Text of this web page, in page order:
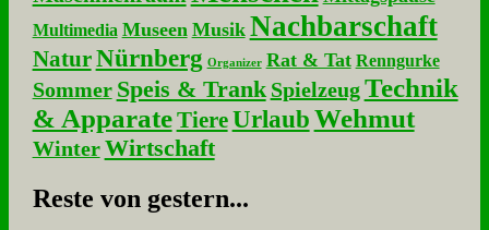
Multimedia Museen Musik Nachbarschaft
NaturNürnberg Organizer Rat & Tat Renngurke
Sommer Speis & Trank Spielzeug Technik
& Apparate Tiere UrlaubWehmut
Winter Wirtschaft
Re­ste von ge­stern...